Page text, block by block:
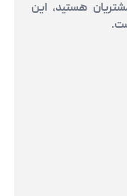
هستید، این